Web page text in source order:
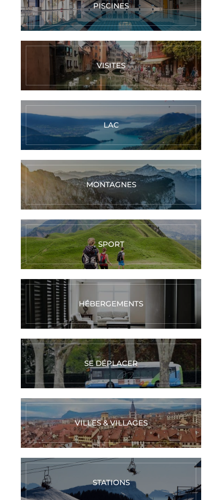
PISCINES
VISITES
LAC
MONTAGNES
SPORT
HÉBERGEMENTS
SE DÉPLACER
VILLES & VILLAGES
STATIONS